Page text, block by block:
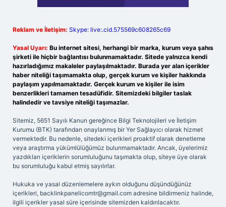
Reklam ve İletişim: Skype: live:.cid.575569c608265c69
Yasal Uyarı: Bu internet sitesi, herhangi bir marka, kurum veya şahıs
şirketi ile hiçbir bağlantısı bulunmamaktadır. Sitede yalnızca kendi
hazırladığımız makaleler paylaşılmaktadır. Burada yer alan içerikler
haber niteliği taşımamakta olup, gerçek kurum ve kişiler hakkında
paylaşım yapılmamaktadır. Gerçek kurum ve kişiler ile isim
benzerlikleri tamamen tesadüfidir. Sitemizdeki bilgiler taslak
halindedir ve tavsiye niteliği taşımazlar.
Sitemiz, 5651 Sayılı Kanun gereğince Bilgi Teknolojileri ve İletişim
Kurumu (BTK) tarafından onaylanmış bir Yer Sağlayıcı olarak hizmet
vermektedir. Bu nedenle, sitedeki içerikleri proaktif olarak denetleme
veya araştırma yükümlülüğümüz bulunmamaktadır. Ancak, üyelerimiz
yazdıkları içeriklerin sorumluluğunu taşımakta olup, siteye üye olarak
bu sorumluluğu kabul etmiş sayılırlar.
Hukuka ve yasal düzenlemelere aykırı olduğunu düşündüğünüz
içerikleri, backlinkpanelicomtr@gmail.com adresine bildirmeniz halinde,
ilgili içerikler yasal süre içerisinde sitemizden kaldırılacaktır.